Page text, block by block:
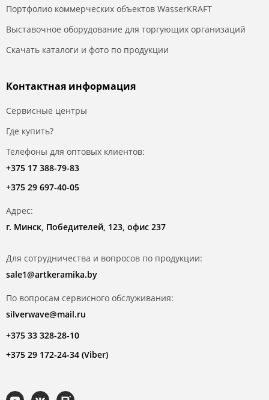
Портфолио коммерческих объектов WasserKRAFT
Выставочное оборудование для торгующих организаций
Скачать каталоги и фото по продукции
Контактная информация
Сервисные центры
Где купить?
Телефоны для оптовых клиентов:
+375 17 388-79-83
+375 29 697-40-05
Адрес:
г. Минск, Победителей, 123, офис 237
Для сотрудничества и вопросов по продукции:
sale1@artkeramika.by
По вопросам сервисного обслуживания:
silverwave@mail.ru
+375 33 328-28-10
+375 29 172-24-34 (Viber)